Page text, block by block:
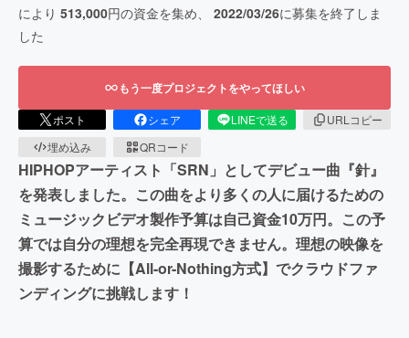
により 513,000円の資金を集め、 2022/03/26に募集を終了しま
した
もう一度プロジェクトをやってほしい
ポスト シェア LINEで送る
URLコピー
埋め込み
QRコード
HIPHOPアーティスト「SRN」としてデビュー曲『針』
を発表しました。この曲をより多くの人に届けるための
ミュージックビデオ製作予算は自己資金10万円。この予
算では自分の理想を完全再現できません。理想の映像を
撮影するために【All-or-Nothing方式】でクラウドファ
ンディングに挑戦します！